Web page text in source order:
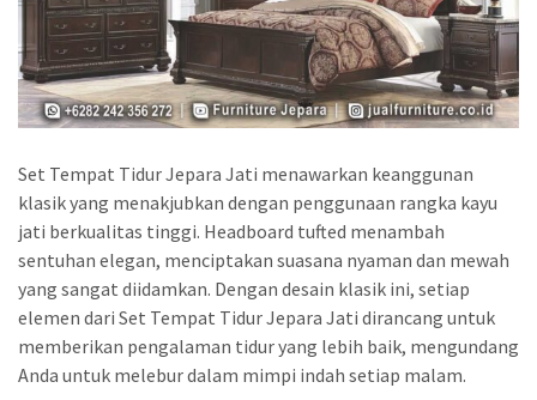
Set Tempat Tidur Jepara Jati menawarkan keanggunan
klasik yang menakjubkan dengan penggunaan rangka kayu
jati berkualitas tinggi. Headboard tufted menambah
sentuhan elegan, menciptakan suasana nyaman dan mewah
yang sangat diidamkan. Dengan desain klasik ini, setiap
elemen dari Set Tempat Tidur Jepara Jati dirancang untuk
memberikan pengalaman tidur yang lebih baik, mengundang
Anda untuk melebur dalam mimpi indah setiap malam.